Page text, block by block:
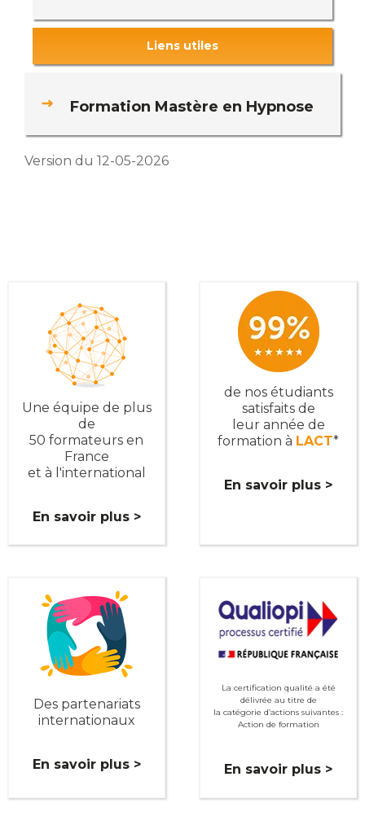
Liens utiles
Formation Mastère en Hypnose
Version du 12-05-2026
Une équipe de plus
de
50 formateurs en
France
et à l'international
En savoir plus >
de nos étudiants
satisfaits de
leur année de
formation à LACT*
En savoir plus >
Des partenariats
internationaux
En savoir plus >
La certification qualité a été
délivrée au titre de
la catégorie d’actions suivantes :
Action de formation
En savoir plus >